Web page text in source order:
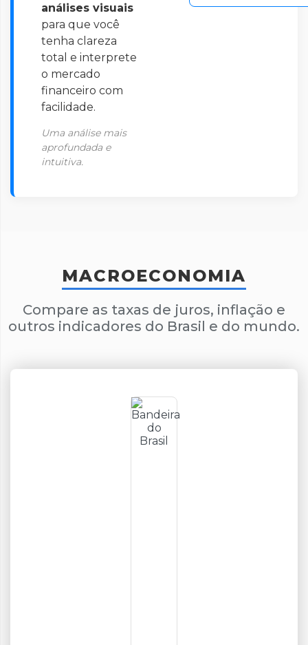
análises visuais
para que você
tenha clareza
total e interprete
o mercado
financeiro com
facilidade.
Uma análise mais
aprofundada e
intuitiva.
MACROECONOMIA
Compare as taxas de juros, inflação e
outros indicadores do Brasil e do mundo.